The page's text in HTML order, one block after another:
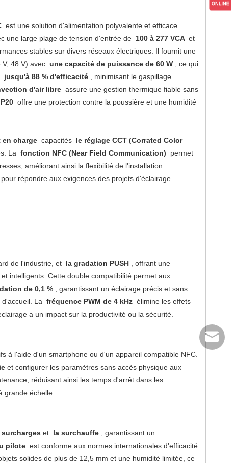
est une solution d'alimentation polyvalente et efficace
une large plage de tension d'entrée de 100 à 277 VCA et
stables sur divers réseaux électriques. Il fournit une
48 V) avec une capacité de puissance de 60 W
, ce qui
jusqu'à 88 % d'efficacité
, minimisant le gaspillage
d'air libre assure une gestion thermique fiable sans
offre une protection contre la poussière et une humidité
en charge capacités le réglage CCT (Corrated Color
La fonction NFC (Near Field Communication)
permet
améliorant ainsi la flexibilité de l'installation.
répondre aux exigences des projets d'éclairage
de l'industrie, et la gradation PUSH
, offrant une
intelligents. Cette double compatibilité permet aux
de 0,1 %
, garantissant un éclairage précis et sans
La fréquence PWM de 4 kHz élimine les effets
a un impact sur la productivité ou la sécurité.
à l'aide d'un smartphone ou d'un appareil compatible NFC.
et configurer les paramètres sans accès physique aux
réduisant ainsi les temps d'arrêt dans les
grande échelle.
et la surchauffe
, garantissant un
pilote est conforme aux normes internationales d'efficacité
solides de plus de 12,5 mm et une humidité limitée, ce